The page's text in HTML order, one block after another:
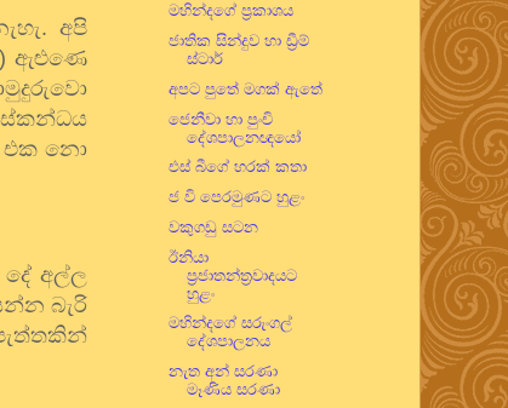
අපි
ඇළුණෙ
ස්කන්ධය
එක නො
අල්ල
බැරි
මහින්දගේ ප්‍රකාශය
ජාතික සින්දුව හා ඩ්‍රීම්
ස්ටාර්
අපට පුතේ මගක් ඇතේ
ජෙනීවා හා පුංචි
දේශපාලනඥයෝ
එස් බීගේ හරක් කතා
ජ වි පෙරමුණට හුළං
වකුගඩු සටන
ඊනියා
ප්‍රජාතන්ත්‍රවාදයට
හුළං
මහින්දගේ සරුංගල්
දේශපාලනය
නැත අන් සරණා
මෑණිය සරණා